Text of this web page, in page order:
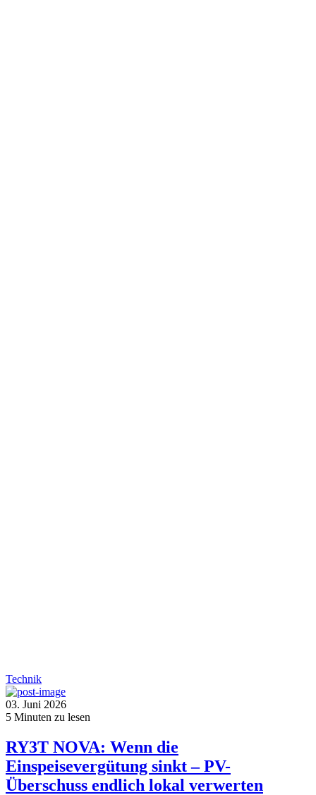
Technik
03. Juni 2026
5 Minuten zu lesen
RY3T NOVA: Wenn die
Einspeisevergütung sinkt – PV-
Überschuss endlich lokal verwerten